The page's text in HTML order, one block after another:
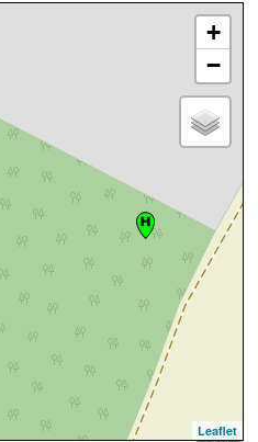
+
−
Leaflet